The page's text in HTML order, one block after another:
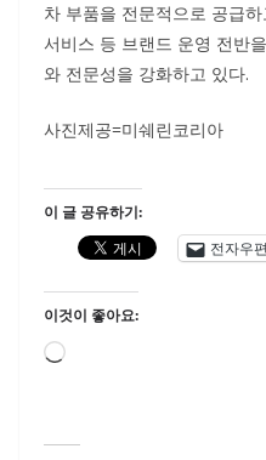
차 부품을 전문적으로 공급
서비스 등 브랜드 운영 전반
와 전문성을 강화하고 있다.
사진제공=미쉐린코리아
이 글 공유하기:
전자우편
이것이 좋아요:
로